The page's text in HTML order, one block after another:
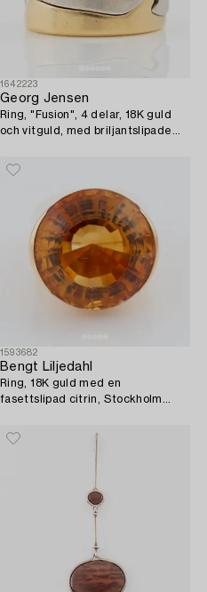
1642223
Georg Jensen
Ring, "Fusion", 4 delar, 18K guld
och vitguld, med briljantslipade
1593682
Bengt Liljedahl
Ring, 18K guld med en
fasettslipad citrin, Stockholm